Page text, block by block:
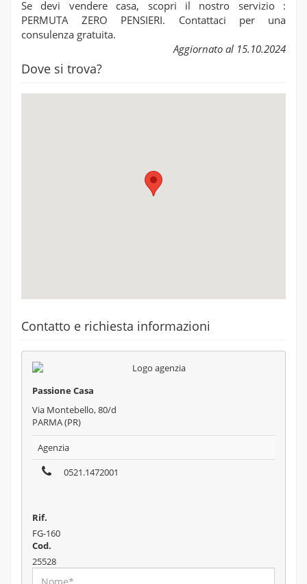
Se devi vendere casa, scopri il nostro servizio :
PERMUTA ZERO PENSIERI. Contattaci per una
consulenza gratuita.
Aggiornato al 15.10.2024
Dove si trova?
Contatto e richiesta informazioni
Passione Casa
Via Montebello, 80/d
PARMA (PR)
Agenzia
0521.1472001
Rif.
FG-160
Cod.
25528